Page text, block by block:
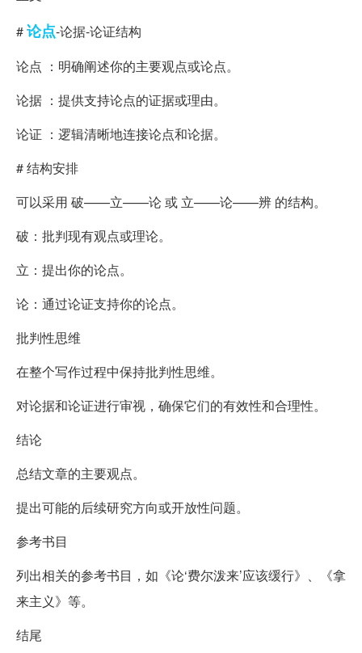
#论点-论据-论证结构
论点 ：明确阐述你的主要观点或论点。
论据 ：提供支持论点的证据或理由。
论证 ：逻辑清晰地连接论点和论据。
# 结构安排
可以采用 破——立——论 或 立——论——辨 的结构。
破：批判现有观点或理论。
立：提出你的论点。
论：通过论证支持你的论点。
批判性思维
在整个写作过程中保持批判性思维。
对论据和论证进行审视，确保它们的有效性和合理性。
结论
总结文章的主要观点。
提出可能的后续研究方向或开放性问题。
参考书目
列出相关的参考书目，如《论‘费尔泼来’应该缓行》、《拿
来主义》等。
结尾